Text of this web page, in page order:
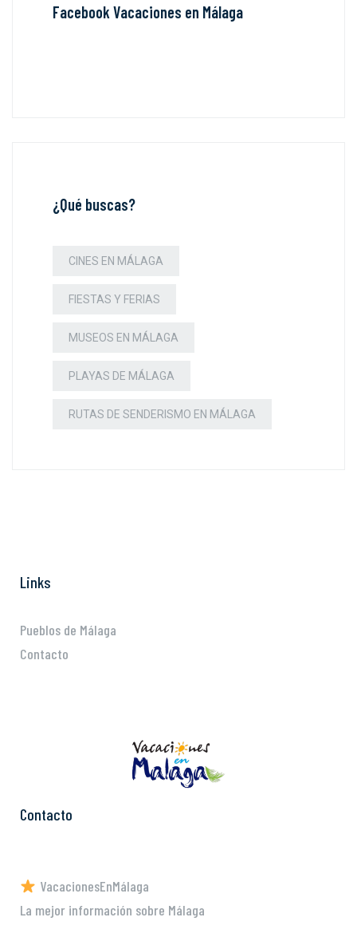
Facebook Vacaciones en Málaga
¿Qué buscas?
CINES EN MÁLAGA
FIESTAS Y FERIAS
MUSEOS EN MÁLAGA
PLAYAS DE MÁLAGA
RUTAS DE SENDERISMO EN MÁLAGA
Links
Pueblos de Málaga
Contacto
Contacto
VacacionesEnMálaga
La mejor información sobre Málaga